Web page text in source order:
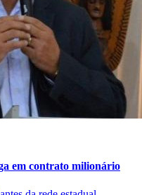
em contrato milionário